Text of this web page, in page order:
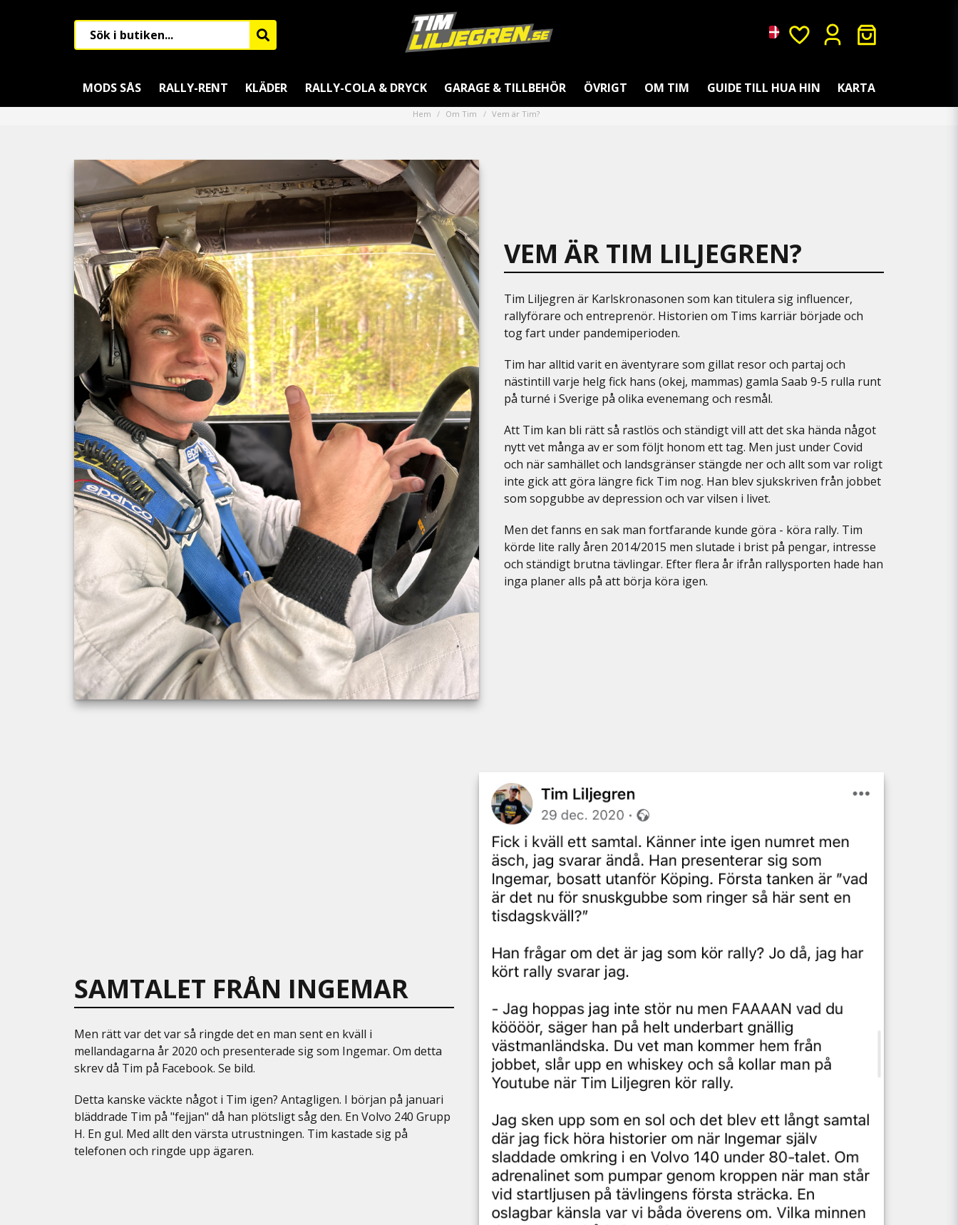
MODS SÅS RALLY-RENT KLÄDER RALLY-COLA & DRYCK GARAGE & TILLBEHÖR ÖVRIGT OM TIM GUIDE TILL HUA HIN KARTA
Hem Om Tim Vem är Tim?
VEM ÄR TIM LILJEGREN?
Tim Liljegren är Karlskronasonen som kan titulera sig influencer,
rallyförare och entreprenör. Historien om Tims karriär började och
tog fart under pandemiperioden.
Tim har alltid varit en äventyrare som gillat resor och partaj och
nästintill varje helg fick hans (okej, mammas) gamla Saab 9-5 rulla runt
på turné i Sverige på olika evenemang och resmål.
Att Tim kan bli rätt så rastlös och ständigt vill att det ska hända något
nytt vet många av er som följt honom ett tag. Men just under Covid
och när samhället och landsgränser stängde ner och allt som var roligt
inte gick att göra längre fick Tim nog. Han blev sjukskriven från jobbet
som sopgubbe av depression och var vilsen i livet.
Men det fanns en sak man fortfarande kunde göra - köra rally. Tim
körde lite rally åren 2014/2015 men slutade i brist på pengar, intresse
och ständigt brutna tävlingar. Efter flera år ifrån rallysporten hade han
inga planer alls på att börja köra igen.
SAMTALET FRÅN INGEMAR
Men rätt var det var så ringde det en man sent en kväll i
mellandagarna år 2020 och presenterade sig som Ingemar. Om detta
skrev då Tim på Facebook. Se bild.
Detta kanske väckte något i Tim igen? Antagligen. I början på januari
bläddrade Tim på "fejjan" då han plötsligt såg den. En Volvo 240 Grupp
H. En gul. Med allt den värsta utrustningen. Tim kastade sig på
telefonen och ringde upp ägaren.